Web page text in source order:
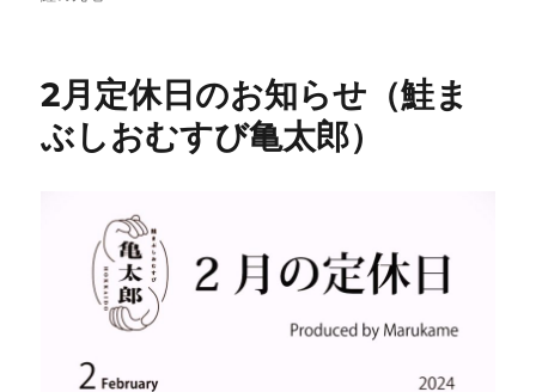
2月定休日のお知らせ（鮭ま
ぶしおむすび亀太郎）